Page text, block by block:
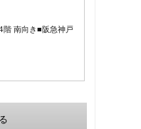
南向き■阪急神戸